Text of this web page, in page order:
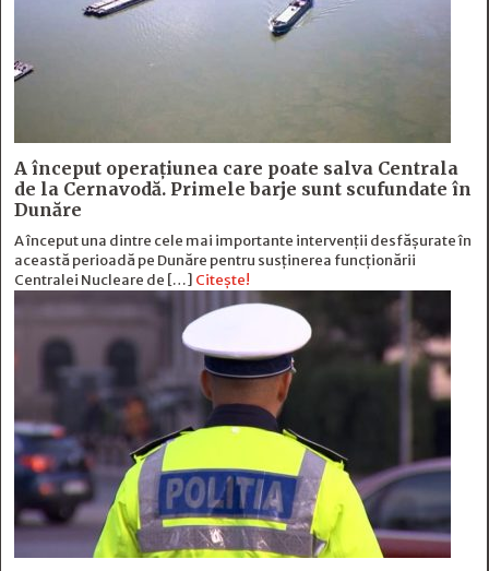
A început operațiunea care poate salva Centrala
de la Cernavodă. Primele barje sunt scufundate în
Dunăre
A început una dintre cele mai importante intervenții desfășurate în
această perioadă pe Dunăre pentru susținerea funcționării
Centralei Nucleare de […] Citește!